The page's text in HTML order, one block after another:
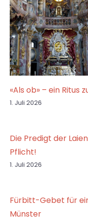
«Als ob» – ein Ritus
1. Juli 2026
Die Predigt der
Pflicht!
1. Juli 2026
Fürbitt-Gebet für
Münster